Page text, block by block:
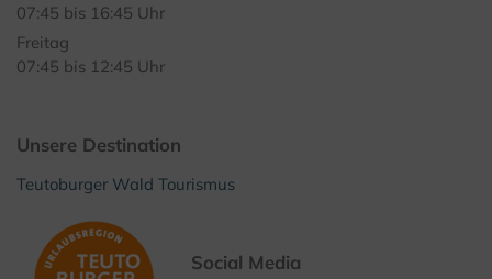
07:45 bis 16:45 Uhr
Freitag
07:45 bis 12:45 Uhr
Unsere Destination
Teutoburger Wald Tourismus
Social Media